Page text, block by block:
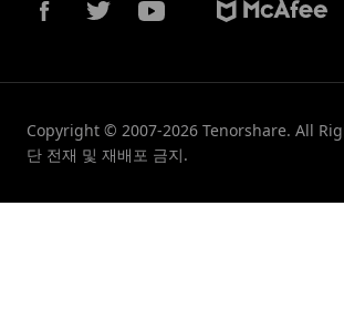
Copyright © 2007-2026 Tenorshare. All
단 전재 및 재배포 금지.